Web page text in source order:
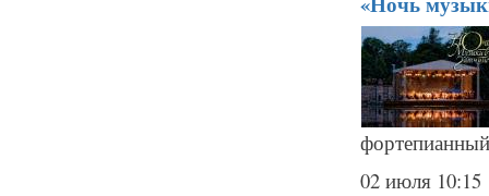
02 июля 10:15